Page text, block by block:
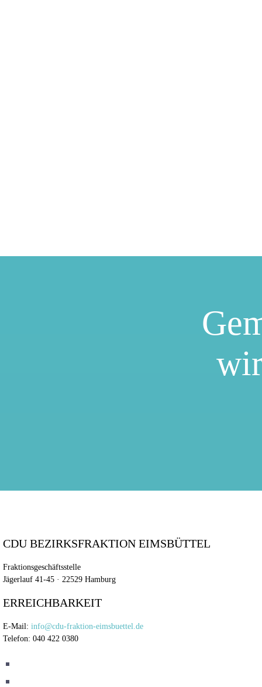
CDU BEZIRKSFRAKTION EIMSBÜTTEL
Fraktionsgeschäftsstelle
Jägerlauf 41-45 · 22529 Hamburg
ERREICHBARKEIT
E-Mail: info@cdu-fraktion-eimsbuettel.de
Telefon: 040 422 0380